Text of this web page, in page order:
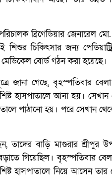
ব্রিগেডিয়ার জেনারেল
চিকিৎসার জন্য
বোর্ড গঠন করা হয়েছে।
জানা গেছে, বৃহস্পতিবার
হাসপাতালে আনা হয়।
পাঠানো হয়। পরে সেখান
তাদের বাড়ি মাগুরার শ্রীপুর
গিয়েছিল। বৃহস্পতিবার
হাসপাতালে নিয়ে আসেন